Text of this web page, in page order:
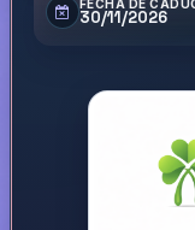
FECHA DE
30/11/2026